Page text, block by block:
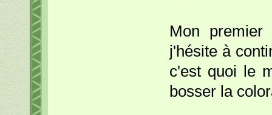
Mon
j'hésite à
c'est quoi le
bosser la